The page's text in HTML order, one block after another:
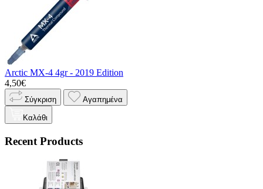
Arctic MX-4 4gr - 2019 Edition
4,50€
Σύγκριση Αγαπημένα
Καλάθι
Recent Products